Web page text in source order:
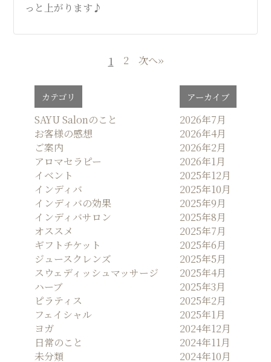
っと上がります♪
1 2 次へ››
カテゴリ
SAYU Salonのこと
お客様の感想
ご案内
アロマセラピー
イベント
インディバ
インディバの効果
インディバサロン
オススメ
ギフトチケット
ジュースクレンズ
スウェディッシュマッサージ
ハーブ
ピラティス
フェイシャル
ヨガ
日常のこと
未分類
アーカイブ
2026年7月
2026年4月
2026年2月
2026年1月
2025年12月
2025年10月
2025年9月
2025年8月
2025年7月
2025年6月
2025年5月
2025年4月
2025年3月
2025年2月
2025年1月
2024年12月
2024年11月
2024年10月